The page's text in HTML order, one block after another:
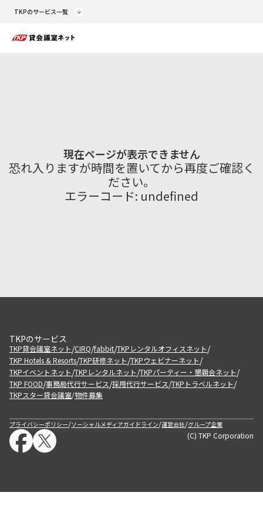
TKPのサービス一覧
現在ページが表示できません
恐れ入りますが時間を置いてから再度ご確認く
ださい。
エラーコード: undefined
TKPのサービス
TKP貸会議室ネット/CIRQ/fabbit/TKPレンタルオフィスネット/
TKP Hotels & Resorts/TKP研修ネット/TKPウェビナーネット/
TKPイベントネット/TKPレンタルネット/TKPパーティー・懇親会ネット/
TKP FOOD/事務局代行サービス/採用代行サービス/TKPトラベルネット/
TKPスター貸会議室/物件募集
プライバシーポリシー/ソーシャルメディアガイドライン/運営会社/グループ企業
(C) TKP Corporation